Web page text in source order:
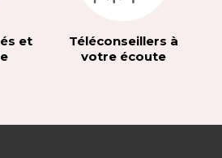
et
Téléconseillers à
votre écoute